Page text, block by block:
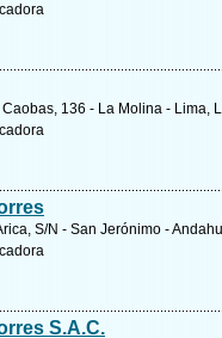
Caobas, 136 - La Molina - Lima,
S/N - San Jerónimo -
S.A.C.